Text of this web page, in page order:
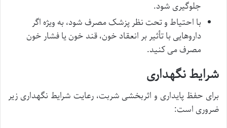
جلوگیری شود.
با احتیاط و تحت نظر پزشک مصرف شود، به ویژه اگر
داروهایی با تأثیر بر انعقاد خون، قند خون یا فشار خون
مصرف می کنید.
شرایط نگهداری
برای حفظ پایداری و اثربخشی شربت، رعایت شرایط نگهداری زیر
ضروری است: